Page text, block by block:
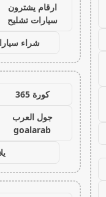
ارقام يشترون
سيارات تشليح
شراء
كورة 365
جول العرب
goalarab